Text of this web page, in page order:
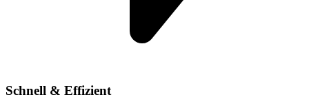
Schnell & Effizient